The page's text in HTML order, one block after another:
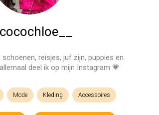
cocochloe__
schoenen, reisjes, juf zijn, puppies en
deel ik op mijn Instagram 💗
Mode Kleding Accessoires